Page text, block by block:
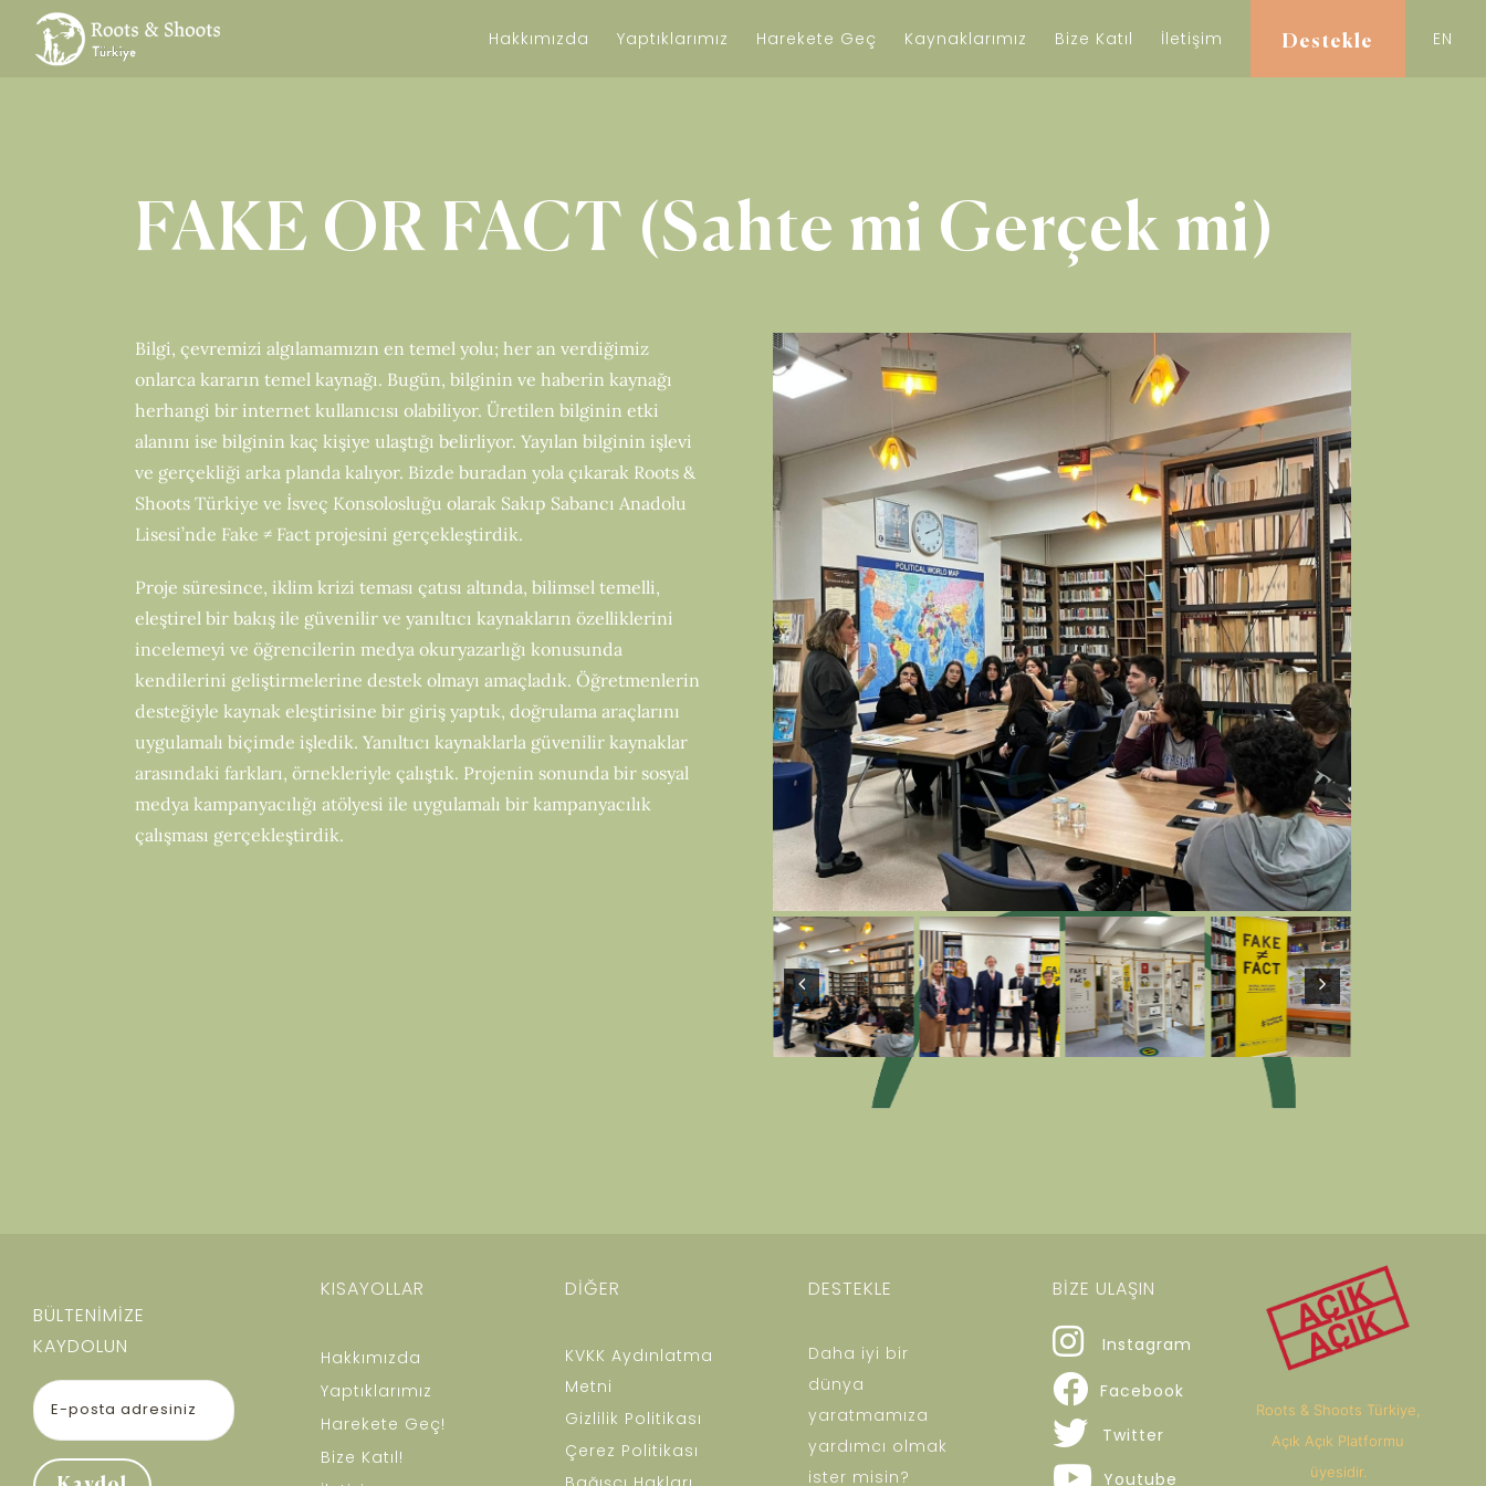
Hakkımızda Yaptıklarımız Harekete Geç Kaynaklarımız Bize Katıl İletişim Destekle EN
FAKE OR FACT (Sahte mi Gerçek mi)
Bilgi, çevremizi algılamamızın en temel yolu; her an verdiğimiz
onlarca kararın temel kaynağı. Bugün, bilginin ve haberin kaynağı
herhangi bir internet kullanıcısı olabiliyor. Üretilen bilginin etki
alanını ise bilginin kaç kişiye ulaştığı belirliyor. Yayılan bilginin işlevi
ve gerçekliği arka planda kalıyor. Bizde buradan yola çıkarak Roots &
Shoots Türkiye ve İsveç Konsolosluğu olarak Sakıp Sabancı Anadolu
Lisesi’nde Fake ≠ Fact projesini gerçekleştirdik.
Proje süresince, iklim krizi teması çatısı altında, bilimsel temelli,
eleştirel bir bakış ile güvenilir ve yanıltıcı kaynakların özelliklerini
incelemeyi ve öğrencilerin medya okuryazarlığı konusunda
kendilerini geliştirmelerine destek olmayı amaçladık. Öğretmenlerin
desteğiyle kaynak eleştirisine bir giriş yaptık, doğrulama araçlarını
uygulamalı biçimde işledik. Yanıltıcı kaynaklarla güvenilir kaynaklar
arasındaki farkları, örnekleriyle çalıştık. Projenin sonunda bir sosyal
medya kampanyacılığı atölyesi ile uygulamalı bir kampanyacılık
çalışması gerçekleştirdik.
BÜLTENİMİZE
KAYDOLUN
KISAYOLLAR
Hakkımızda
Yaptıklarımız
Harekete Geç!
Bize Katıl!
DİĞER
KVKK Aydınlatma
Metni
Gizlilik Politikası
Çerez Politikası
DESTEKLE
Daha iyi bir
dünya
yaratmamıza
yardımcı olmak
ister misin?
BİZE ULAŞIN
Instagram
Facebook
Twitter
Youtube
Roots & Shoots Türkiye,
Açık Açık Platformu
üyesidir.